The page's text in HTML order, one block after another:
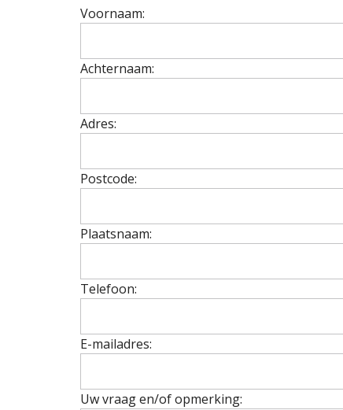
Voornaam:
Achternaam:
Adres:
Postcode:
Plaatsnaam:
Telefoon:
E-mailadres:
Uw vraag en/of opmerking: